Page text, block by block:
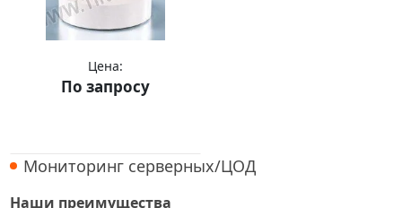
Мониторинг серверных/ЦОД
Наши преимущества
Цена:
По запросу